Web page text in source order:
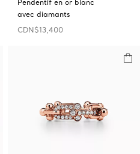
Pendentif en or blanc
avec diamants
CDN$13,400